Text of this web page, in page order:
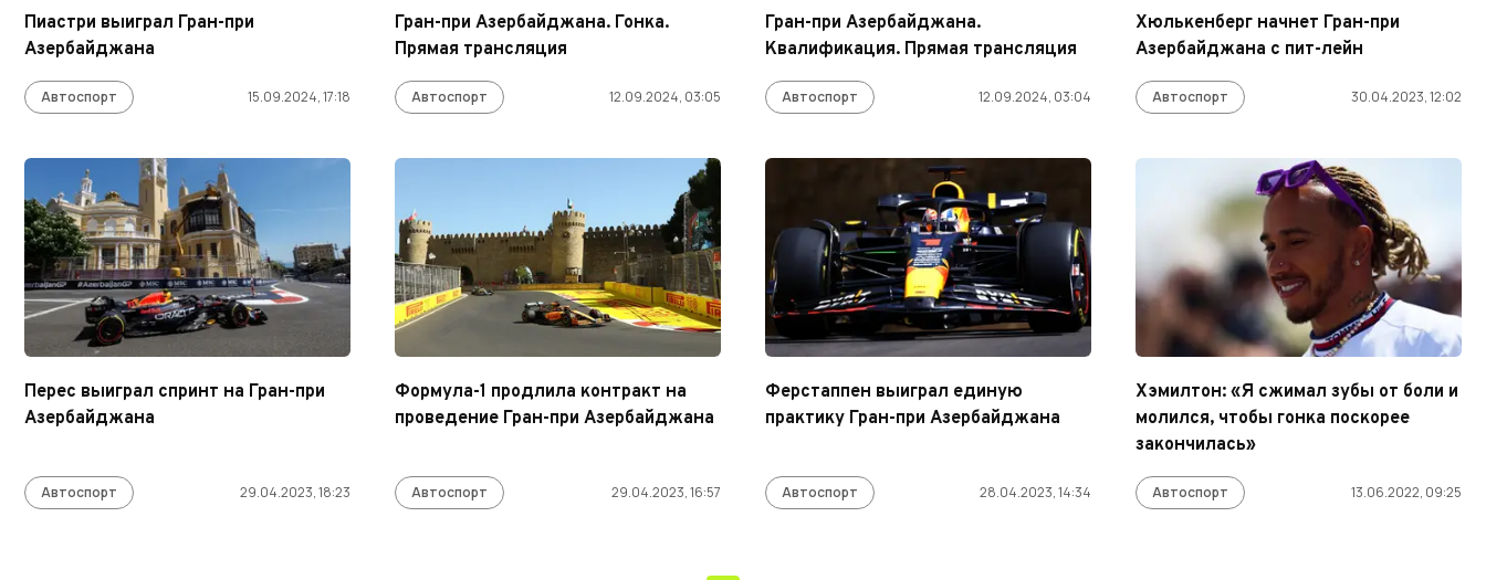
Пиастри выиграл Гран-при
Азербайджана
Автоспорт 15.09.2024, 17:18
Гран-при Азербайджана. Гонка.
Прямая трансляция
Автоспорт 12.09.2024, 03:05
Гран-при Азербайджана.
Квалификация. Прямая трансляция
Автоспорт 12.09.2024, 03:04
Хюлькенберг начнет Гран-при
Азербайджана с пит-лейн
Автоспорт 30.04.2023, 12:02
Перес выиграл спринт на Гран-при
Азербайджана
Автоспорт 29.04.2023, 18:23
Формула-1 продлила контракт на
проведение Гран-при Азербайджана
Автоспорт 29.04.2023, 16:57
Ферстаппен выиграл единую
практику Гран-при Азербайджана
Автоспорт 28.04.2023, 14:34
Хэмилтон: «Я сжимал зубы от боли и
молился, чтобы гонка поскорее
закончилась»
Автоспорт 13.06.2022, 09:25